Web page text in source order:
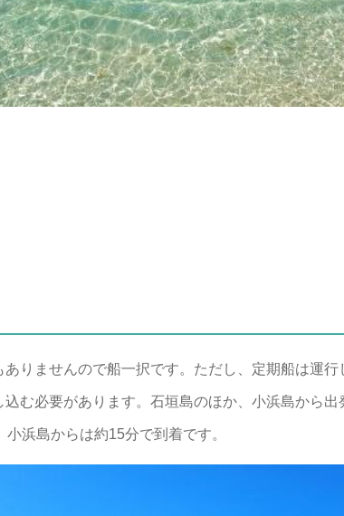
りませんので船一択です。ただし、定期船は運
む必要があります。石垣島のほか、小浜島から出
浜島からは約15分で到着です。